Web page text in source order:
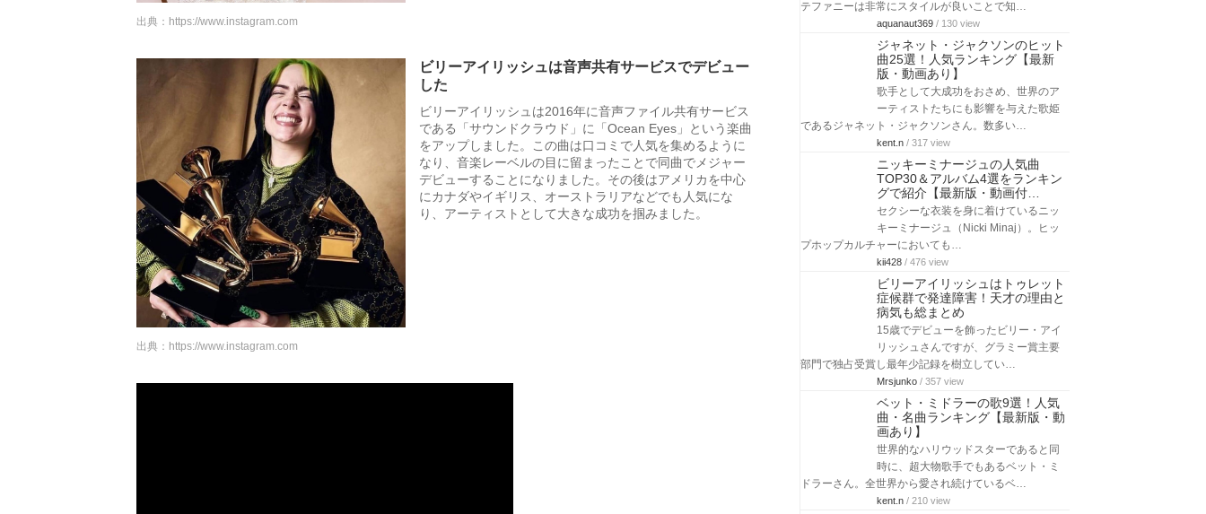
出典： https://www.instagram.com
ビリーアイリッシュは音声共有サービスでデビュー
した
ビリーアイリッシュは2016年に音声ファイル共有サービス
である「サウンドクラウド」に「Ocean Eyes」という楽曲
をアップしました。この曲は口コミで人気を集めるように
なり、音楽レーベルの目に留まったことで同曲でメジャー
デビューすることになりました。その後はアメリカを中心
にカナダやイギリス、オーストラリアなどでも人気にな
り、アーティストとして大きな成功を掴みました。
出典： https://www.instagram.com
テファニーは非常にスタイルが良いことで知…
aquanaut369 / 130 view
ジャネット・ジャクソンのヒット
曲25選！人気ランキング【最新
版・動画あり】
歌手として大成功をおさめ、世界のア
ーティストたちにも影響を与えた歌姫
であるジャネット・ジャクソンさん。数多い…
kent.n / 317 view
ニッキーミナージュの人気曲
TOP30＆アルバム4選をランキン
グで紹介【最新版・動画付…
セクシーな衣装を身に着けているニッ
キーミナージュ（Nicki Minaj）。ヒッ
プホップカルチャーにおいても…
kii428 / 476 view
ビリーアイリッシュはトゥレット
症候群で発達障害！天才の理由と
病気も総まとめ
15歳でデビューを飾ったビリー・アイ
リッシュさんですが、グラミー賞主要
部門で独占受賞し最年少記録を樹立してい…
Mrsjunko / 357 view
ベット・ミドラーの歌9選！人気
曲・名曲ランキング【最新版・動
画あり】
世界的なハリウッドスターであると同
時に、超大物歌手でもあるベット・ミ
ドラーさん。全世界から愛され続けているベ…
kent.n / 210 view